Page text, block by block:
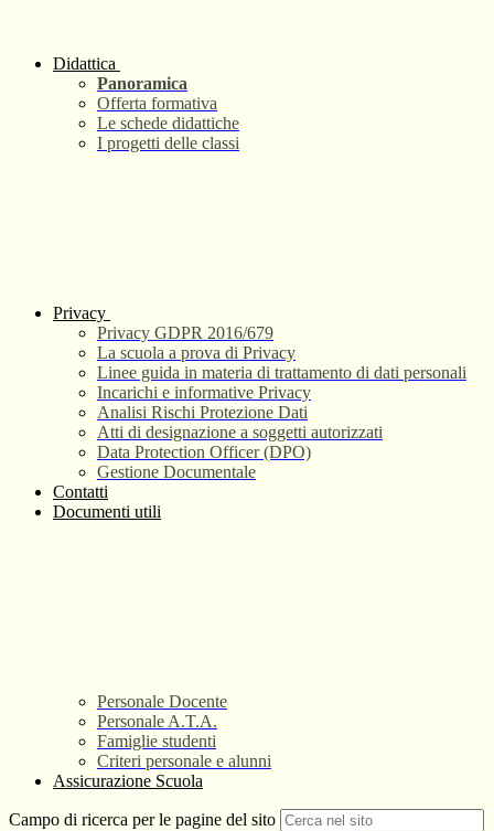
Didattica
Panoramica
Offerta formativa
Le schede didattiche
I progetti delle classi
Privacy
Privacy GDPR 2016/679
La scuola a prova di Privacy
Linee guida in materia di trattamento di dati personali
Incarichi e informative Privacy
Analisi Rischi Protezione Dati
Atti di designazione a soggetti autorizzati
Data Protection Officer (DPO)
Gestione Documentale
Contatti
Documenti utili
Personale Docente
Personale A.T.A.
Famiglie studenti
Criteri personale e alunni
Assicurazione Scuola
Campo di ricerca per le pagine del sito